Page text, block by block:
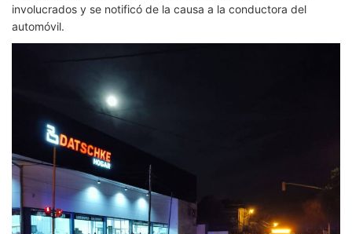
involucrados y se notificó de la causa a la conductora del
automóvil.